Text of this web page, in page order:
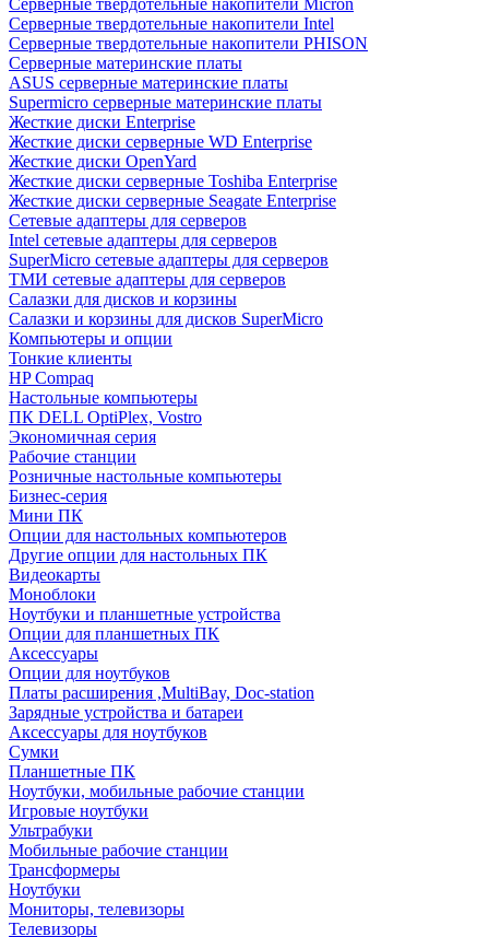
Cерверные твердотельные накопители Micron
Cерверные твердотельные накопители Intel
Cерверные твердотельные накопители PHISON
Серверные материнские платы
ASUS серверные материнские платы
Supermicro серверные материнские платы
Жесткие диски Enterprise
Жесткие диски серверные WD Enterprise
Жесткие диски OpenYard
Жесткие диски серверные Toshiba Enterprise
Жесткие диски серверные Seagate Enterprise
Сетевые адаптеры для серверов
Intel сетевые адаптеры для серверов
SuperMicro сетевые адаптеры для серверов
ТМИ сетевые адаптеры для серверов
Салазки для дисков и корзины
Салазки и корзины для дисков SuperMicro
Компьютеры и опции
Тонкие клиенты
HP Compaq
Настольные компьютеры
ПК DELL OptiPlex, Vostro
Экономичная серия
Рабочие станции
Розничные настольные компьютеры
Бизнес-серия
Мини ПК
Опции для настольных компьютеров
Другие опции для настольных ПК
Видеокарты
Моноблоки
Ноутбуки и планшетные устройства
Опции для планшетных ПК
Аксессуары
Опции для ноутбуков
Платы расширения ,MultiBay, Doc-station
Зарядные устройства и батареи
Аксессуары для ноутбуков
Сумки
Планшетные ПК
Ноутбуки, мобильные рабочие станции
Игровые ноутбуки
Ультрабуки
Мобильные рабочие станции
Трансформеры
Ноутбуки
Мониторы, телевизоры
Телевизоры